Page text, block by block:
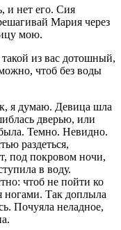
и нет его. Сия
Мария через
мою.
из вас дотошный,
чтоб без воды
я думаю. Девица шла
дверью, или
Темно. Невидно.
раздеться,
под покровом ночи,
в воду.
чтоб не пойти ко
ногами. Так доплыла
Почуяла неладное,